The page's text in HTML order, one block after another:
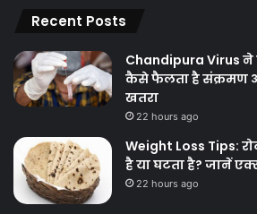
Recent Posts
Chandipura Virus ने
कैसे फैलता है संक्रमण
खतरा
22 hours ago
Weight Loss Tips:
है या घटता है? जानें
22 hours ago